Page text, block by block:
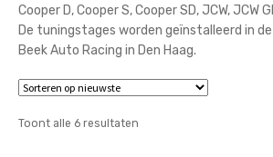
Cooper D, Cooper S, Cooper SD, JCW, JCW
De tuningstages worden geïnstalleerd in
Beek Auto Racing in Den Haag.
Toont alle 6 resultatenGesorteerd